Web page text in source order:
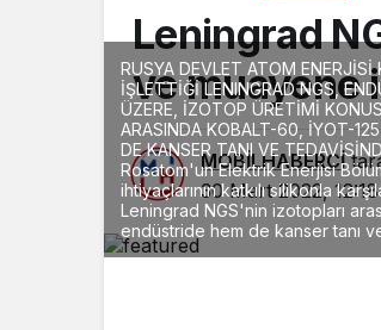
Leningrad
ve muayene
MOBİLHABERCİ
30 Mart 2022, 12:18
RUSYA DEVLET ATOM
İŞLETTİĞİ LENINGRAD NGS,
ÜZERE, İZOTOP ÜRETİMİ
ARASINDA KOBALT-60, İYOT-
DE KANSER TANI VE
Rosatom'un Elektrik Enerjisi
ihtiyaçlarının katkılı silikonla
Leningrad NGS'nin izotopları
endüstride hem de kanser tanı